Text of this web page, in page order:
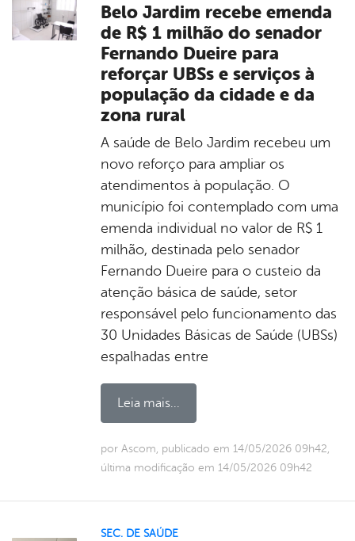
Belo Jardim recebe emenda
de R$ 1 milhão do senador
Fernando Dueire para
reforçar UBSs e serviços à
população da cidade e da
zona rural
A saúde de Belo Jardim recebeu um
novo reforço para ampliar os
atendimentos à população. O
município foi contemplado com uma
emenda individual no valor de R$ 1
milhão, destinada pelo senador
Fernando Dueire para o custeio da
atenção básica de saúde, setor
responsável pelo funcionamento das
30 Unidades Básicas de Saúde (UBSs)
espalhadas entre
Leia mais...
por Ascom, publicado em 14/05/2026 09h42,
última modificação em 14/05/2026 09h42
SEC. DE SAÚDE